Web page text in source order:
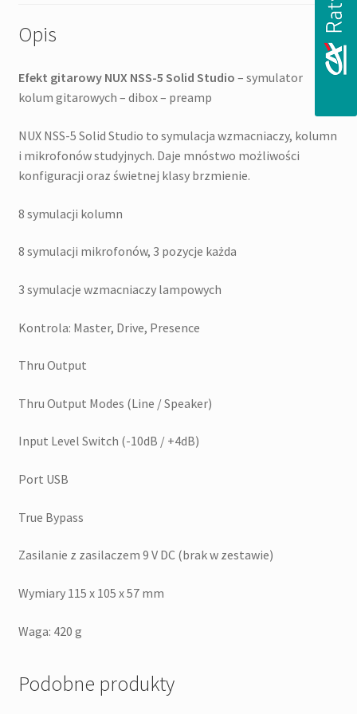
Opis
Efekt gitarowy NUX NSS-5 Solid Studio – symulator
kolum gitarowych – dibox – preamp
NUX NSS-5 Solid Studio to symulacja wzmacniaczy, kolumn
i mikrofonów studyjnych. Daje mnóstwo możliwości
konfiguracji oraz świetnej klasy brzmienie.
8 symulacji kolumn
8 symulacji mikrofonów, 3 pozycje każda
3 symulacje wzmacniaczy lampowych
Kontrola: Master, Drive, Presence
Thru Output
Thru Output Modes (Line / Speaker)
Input Level Switch (-10dB / +4dB)
Port USB
True Bypass
Zasilanie z zasilaczem 9 V DC (brak w zestawie)
Wymiary 115 x 105 x 57 mm
Waga: 420 g
Podobne produkty